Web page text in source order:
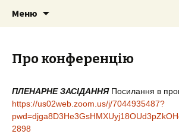
KyivTex&Fashion
Міжнародна конференція
текстильних та фешн
Меню
Про конференцію
ПЛЕНАРНЕ ЗАСІДАННЯ Посилання в
https://us02web.zoom.us/j/7044935487?
2898